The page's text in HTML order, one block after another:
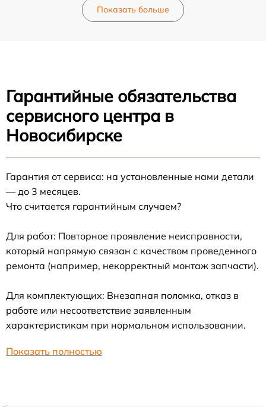
Показать больше
Гарантийные обязательства
сервисного центра в
Новосибирске
Гарантия от сервиса: на установленные нами детали
— до 3 месяцев.
Что считается гарантийным случаем?
Для работ: Повторное проявление неисправности,
который напрямую связан с качеством проведенного
ремонта (например, некорректный монтаж запчасти).
Для комплектующих: Внезапная поломка, отказ в
работе или несоответствие заявленным
характеристикам при нормальном использовании.
Показать полностью